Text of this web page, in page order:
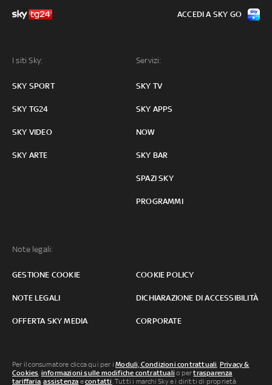
I siti Sky:
SKY SPORT
SKY TG24
SKY VIDEO
SKY ARTE
Servizi:
SKY TV
SKY APPS
NOW
SKY BAR
SPAZI SKY
PROGRAMMI
Note legali:
GESTIONE COOKIE COOKIE POLICY
NOTE LEGALI DICHIARAZIONE DI ACCESSIBILITÀ
OFFERTA SKY MEDIA CORPORATE
ACCEDI A SKY GO
Per il consumatore clicca qui per iModuli, Condizioni contrattuali, Privacy &
Cookies, informazioni sulle modifiche contrattuali o pertrasparenza
tariffaria,assistenza econtatti. Tutti i marchi Sky e i diritti di proprietà